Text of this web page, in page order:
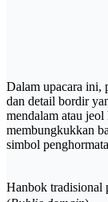
Dalam upacara ini,
dan detail bordir
mendalam atau jeol
membungkukkan
simbol
Hanbok